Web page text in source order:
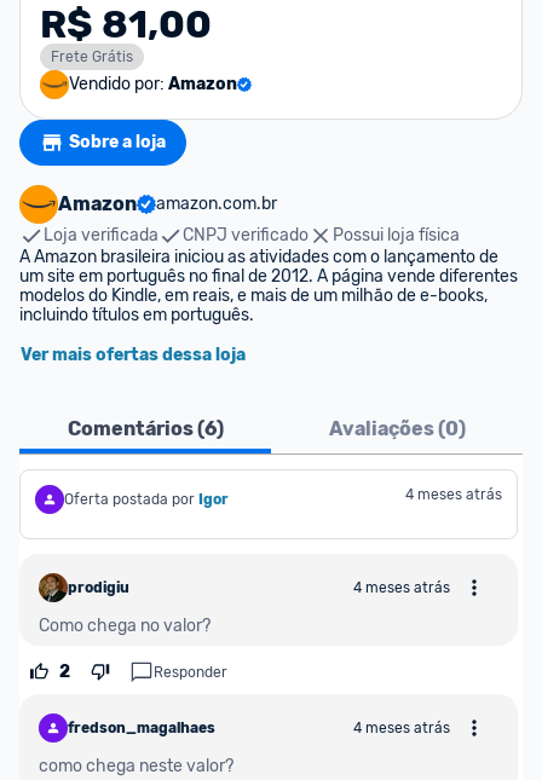
R$ 81,00
Frete Grátis
Vendido por: Amazon
Sobre a loja
Amazon
amazon.com.br
Loja verificada
CNPJ verificado
Possui loja física
A Amazon brasileira iniciou as atividades com o lançamento de
um site em português no final de 2012. A página vende diferentes
modelos do Kindle, em reais, e mais de um milhão de e-books,
incluindo títulos em português.
Ver mais ofertas dessa loja
Comentários (6) Avaliações (0)
Oferta postada por Igor 4 meses atrás
prodigiu 4 meses atrás
Como chega no valor?
2 Responder
fredson_magalhaes 4 meses atrás
como chega neste valor?